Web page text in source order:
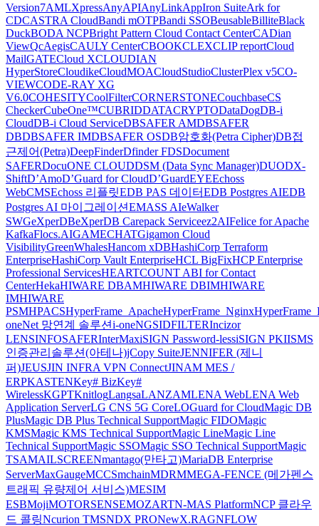
Version7AMLXpressAnyAPIAnyLinkAppIron SuiteArk for
CDCASTRA CloudBandi mOTPBandi SSOBeusableBilliteBlack
DuckBODA NCPBright Pattern Cloud Contact CenterCADian
ViewQcAegisCAULY CenterCBOOKCLEXCLIP reportCloud
MailGATECloud XCLOUDIAN
HyperStoreCloudikeCloudMOACloudStudioClusterPlex v5CO-
VIEWCODE-RAY XG
V6.0COHESITYCoolFilterCORNERSTONECouchbaseCS
CheckerCubeOne™CUBRIDDATACRYPTODataDogDB-i
CloudDB-i Cloud ServiceDBSAFER AMDBSAFER
DBDBSAFER IMDBSAFER OSDB암호화(Petra Cipher)DB접
근제어(Petra)DeepFinderDfinder FDSDocument
SAFERDocuONE CLOUDDSM (Data Sync Manager)DUODX-
ShiftD’AmoD’Guard for CloudD’GuardEYEEchoss
WebCMSEchoss 리플릿EDB PAS 데이터EDB Postgres AIEDB
Postgres AI 마이그레이션EMASS AIeWalker
SWGeXperDBeXperDB Carepack Serviceez2AIFelice for Apache
KafkaFlocs.AIGAMECHATGigamon Cloud
VisibilityGreenWhalesHancom xDBHashiCorp Terraform
EnterpriseHashiCorp Vault EnterpriseHCL BigFixHCP Enterprise
Professional ServicesHEARTCOUNT ABI for Contact
CenterHekaHIWARE DBAMHIWARE DBIMHIWARE
IMHIWARE
PSMHPACSHyperFrame_ApacheHyperFrame_Nginx
oneNet 망연계 솔루션i-oneNGSIDFILTERIncizor
LENSINFOSAFERInterMaxiSIGN Password-lessiSIGN PKIISMS
인증관리솔루션(아테나)jCopy SuiteJENNIFER (제니
퍼)JEUSJIN INFRA VPN ConnectJINAM MES /
ERPKASTENKey# BizKey#
WirelessKGPTKnitlogLangsaLANZAMLENA WebLENA Web
Application ServerLG CNS 5G CoreLOGuard for CloudMagic DB
PlusMagic DB Plus Technical SupportMagic FIDOMagic
KMSMagic KMS Technical SupportMagic LineMagic Line
Technical SupportMagic SSOMagic SSO Technical SupportMagic
TSAMAILSCREENmantago(만타고)MariaDB Enterprise
ServerMaxGaugeMCCSmchainMDRMMEGA-FENCE (메가펜스
트래픽 유량제어 서비스)MESIM
ESBMojiMOTORSENSEMOZARTN-MAS PlatformNCP 클라우
드 콜링Ncurion TMSNDX PRONewX.RAGNFLOW